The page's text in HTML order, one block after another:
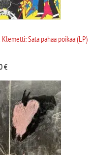
Sata pahaa poikaa (LP)
€